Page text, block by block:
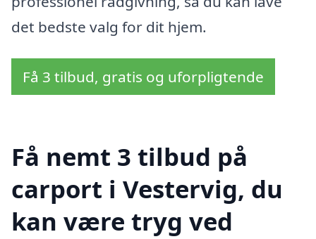
det bedste valg for dit hjem.
Få 3 tilbud, gratis og uforpligtende
Få nemt 3 tilbud på
carport i Vestervig, du
kan være tryg ved